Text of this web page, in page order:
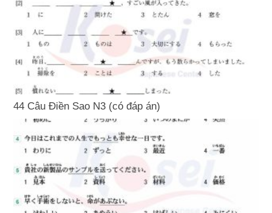
44 Câu Điền Sao N3 (có đáp án)